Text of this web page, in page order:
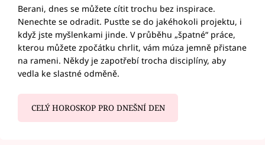
Berani, dnes se můžete cítit trochu bez inspirace.
Nenechte se odradit. Pusťte se do jakéhokoli projektu, i
když jste myšlenkami jinde. V průběhu „špatné“ práce,
kterou můžete zpočátku chrlit, vám múza jemně přistane
na rameni. Někdy je zapotřebí trocha disciplíny, aby
vedla ke slastné odměně.
CELÝ HOROSKOP PRO DNEŠNÍ DEN